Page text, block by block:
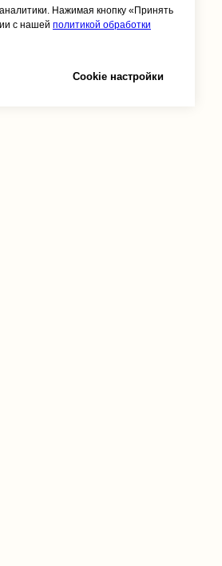
Нажимая кнопку «Принять
с нашей политикой обработки
Cookie настройки